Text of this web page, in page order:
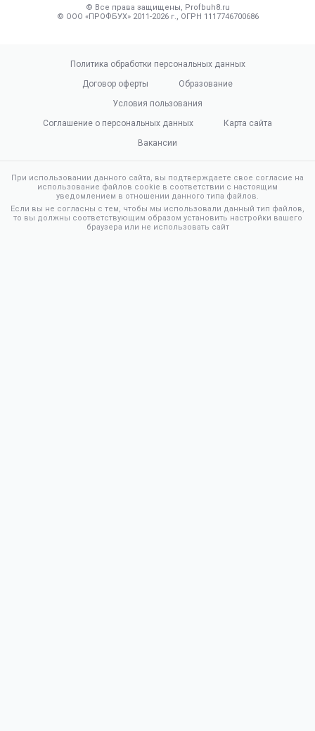
© Все права защищены, Profbuh8.ru
© ООО «ПРОФБУХ» 2011-2026 г., ОГРН 1117746700686
Политика обработки персональных данных
Договор оферты
Образование
Условия пользования
Соглашение о персональных данных
Карта сайта
Вакансии
При использовании данного сайта, вы подтверждаете свое согласие на
использование файлов cookie в соответствии с настоящим
уведомлением в отношении данного типа файлов.
Если вы не согласны с тем, чтобы мы использовали данный тип файлов,
то вы должны соответствующим образом установить настройки вашего
браузера или не использовать сайт